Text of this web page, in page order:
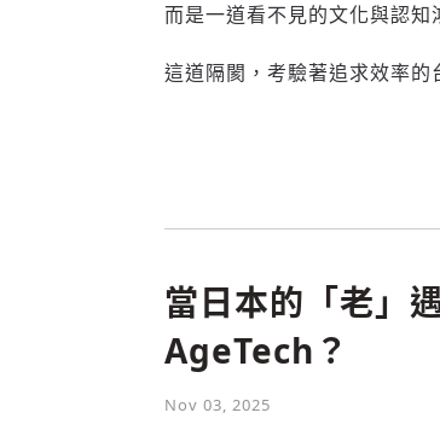
而是一道看不見的文化與認知
這道隔閡，考驗著追求效率的
當日本的「老」
AgeTech？
Nov 03, 2025